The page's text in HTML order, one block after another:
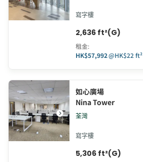
寫字樓
2,636 ft²(G)
租金:
HK$57,992@HK$22 ft²
如心廣場
Nina Tower
荃灣
寫字樓
5,306 ft²(G)